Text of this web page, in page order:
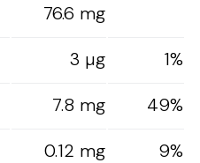
76.6 mg
3 µg
1%
7.8 mg
49%
0.12 mg
9%